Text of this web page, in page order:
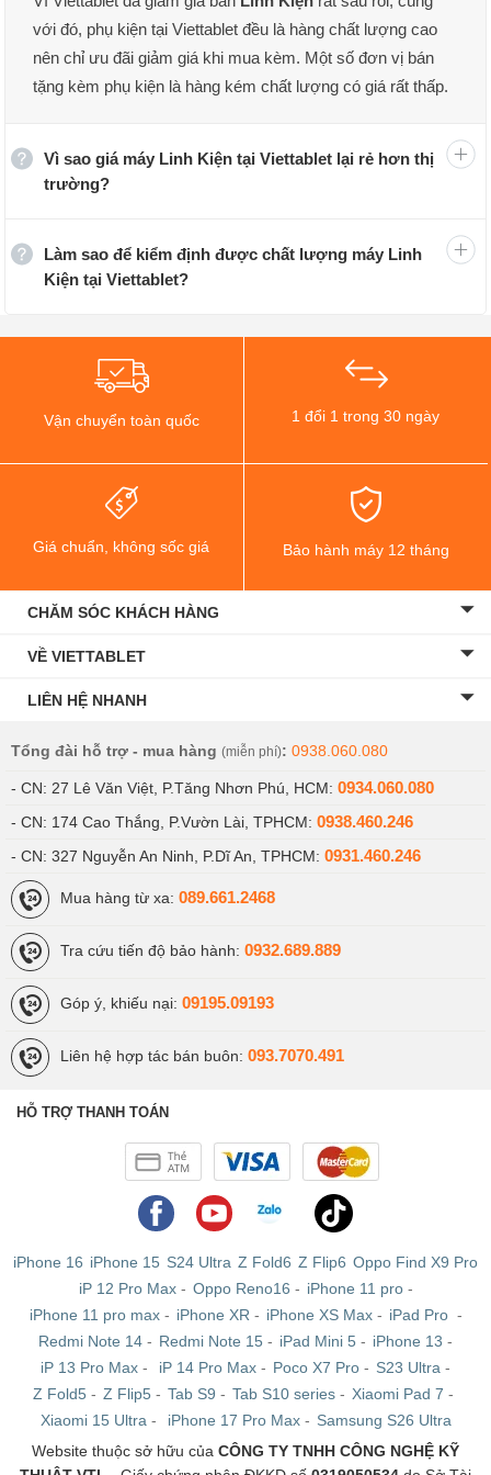
Main Tại Viettablet
Các dấu hiệu cho thấy điện thoại cần sửa
chữa, thay linh kiện
dấu hiệu bị hỏng:
Lỗi màn hình: Hệ thống cảm ứng bị đơ, liệt, màn hình bị
Lỗi sóng điện thoại: Điện thoại nghe gọi không có tiếng,
không bắt được sóng, sóng yếu,….
Lỗi loa trong, loa ngoài: Thiết bị không phát âm thanh,
Lỗi camera: Điện thoại có biểu hiện camera bị mờ, đục,
ống kính bị nứt vỡ, hình ảnh sau khi chụp bị lệch màu,
không sắc nét,... thì bạn cần đến các trung tâm sửa
chữa để kiểm tra.
Lỗi pin điện thoại: May bị hao pin, tuột pin nhanh chóng,
pin sạc chậm hoặc sạc không vào pin,….
Các dấu hiệu cho thấy điện thoại cần sửa chữa, thay linh
kiện
Làm thế nào để chọn tiệm sửa chữa điện
thoại uy tín?
Khi tìm kiếm địa chỉ thay linh kiện điện thoại bạn cần chú
ý đến những vấn đề sau:
với đó, phụ kiện tại Viettablet đều là hàng chất lượng cao
nên chỉ ưu đãi giảm giá khi mua kèm. Một số đơn vị bán
tặng kèm phụ kiện là hàng kém chất lượng có giá rất thấp.
Vì sao giá máy Linh Kiện tại Viettablet lại rẻ hơn thị
trường?
Làm sao để kiểm định được chất lượng máy Linh
Kiện tại Viettablet?
Vận chuyển toàn quốc 1 đổi 1 trong 30 ngày
Giá chuẩn, không sốc giá Bảo hành máy 12 tháng
CHĂM SÓC KHÁCH HÀNG
VỀ VIETTABLET
LIÊN HỆ NHANH
Tổng đài hỗ trợ - mua hàng (miễn phí): 0938.060.080
- CN: 27 Lê Văn Việt, P.Tăng Nhơn Phú, HCM: 0934.060.080
- CN: 174 Cao Thắng, P.Vườn Lài, TPHCM: 0938.460.246
- CN: 327 Nguyễn An Ninh, P.Dĩ An, TPHCM: 0931.460.246
Mua hàng từ xa: 089.661.2468
Tra cứu tiến độ bảo hành: 0932.689.889
Góp ý, khiếu nại: 09195.09193
Liên hệ hợp tác bán buôn: 093.7070.491
HỖ TRỢ THANH TOÁN
iPhone 16 iPhone 15 S24 Ultra Z Fold6 Z Flip6 Oppo Find X9 Pro
iP 12 Pro Max- Oppo Reno16 - iPhone 11 pro-
iPhone 11 pro max- iPhone XR - iPhone XS Max- iPad Pro -
Redmi Note 14 - Redmi Note 15 - iPad Mini 5 - iPhone 13 -
iP 13 Pro Max - iP 14 Pro Max - Poco X7 Pro - S23 Ultra -
Z Fold5 - Z Flip5 - Tab S9 - Tab S10 series - Xiaomi Pad 7 -
Xiaomi 15 Ultra - iPhone 17 Pro Max- Samsung S26 Ultra
Website thuộc sở hữu của CÔNG TY TNHH CÔNG NGHỆ KỸ